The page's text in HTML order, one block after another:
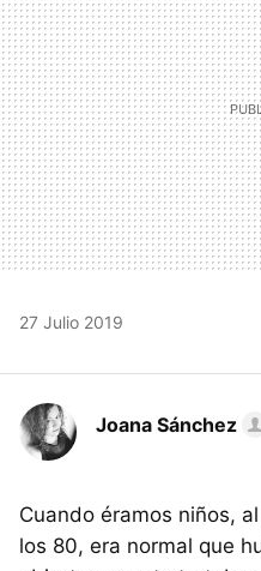
27 Julio 2019
Joana Sánchez
Cuando éramos niños,
los 80, era normal que